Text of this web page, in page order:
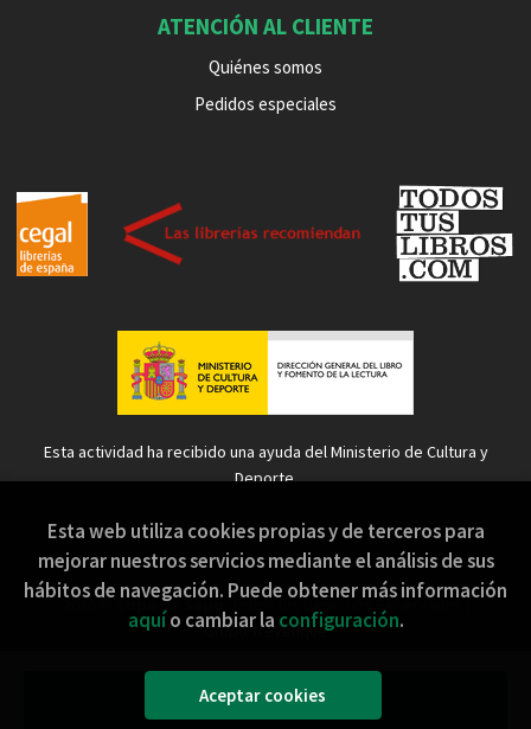
Añadir a mi cesta
ATENCIÓN AL CLIENTE
Quiénes somos
Pedidos especiales
Esta actividad ha recibido una ayuda del Ministerio de Cultura y
Deporte.
2026 © Sopa de Sapo . Todos los Derechos Reservados |
Grupo Trevenque
Esta web utiliza cookies propias y de terceros para
mejorar nuestros servicios mediante el análisis de sus
hábitos de navegación. Puede obtener más información
aquío cambiar la configuración.
Aceptar cookies